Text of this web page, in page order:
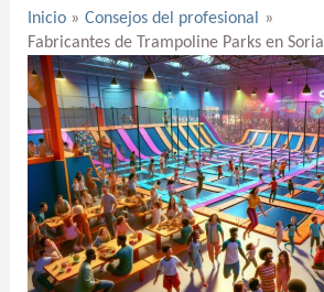
Inicio
Consejos del profesional
Fabricantes de Trampoline Parks en Soria
entradas